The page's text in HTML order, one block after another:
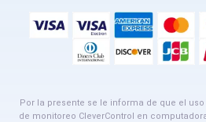
Por la presente se le informa de que el
de monitoreo CleverControl en